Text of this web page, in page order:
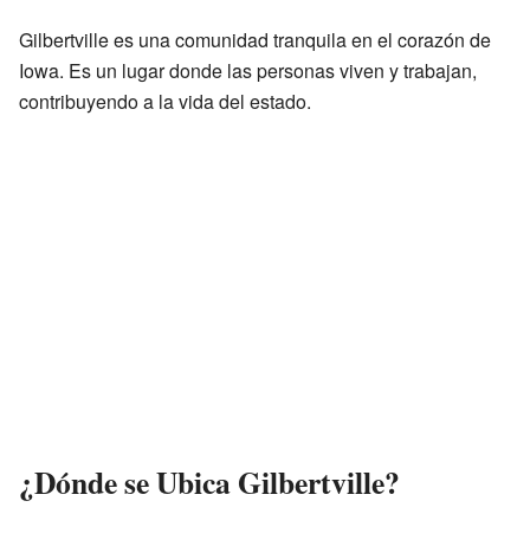
Gilbertville es una comunidad tranquila en el corazón de
Iowa. Es un lugar donde las personas viven y trabajan,
contribuyendo a la vida del estado.
¿Dónde se Ubica Gilbertville?